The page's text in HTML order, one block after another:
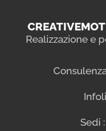
Realizzazione e
Sedi